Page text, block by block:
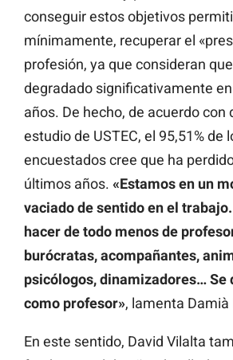
conseguir estos objetivos
mínimamente, recuperar el
profesión, ya que consideran
degradado significativamente
años. De hecho, de acuerdo con
estudio de USTEC, el 95,51% de
encuestados cree que ha
últimos años. «Estamos en un
vaciado de sentido en el
hacer de todo menos de
burócratas, acompañantes,
psicólogos, dinamizadores… Se
como profesor», lamenta Damià
En este sentido, David Vilalta